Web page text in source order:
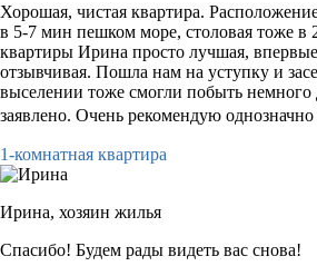
Хорошая, чистая квартира.
в 5-7 мин пешком море, столовая тоже в
квартиры Ирина просто лучшая,
отзывчивая. Пошла нам на уступку и
выселении тоже смогли побыть
заявлено. Очень рекомендую однозначно
1-комнатная квартира
Ирина, хозяин жилья
Спасибо! Будем рады видеть вас снова!